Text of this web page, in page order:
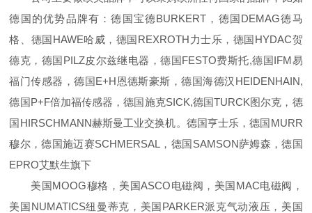
德国的优势品牌有：德国宝德BURKERT，德国DEMAG德马
格、德国HAWE哈威，德国REXROTH力士乐，德国HYDAC贺
德克，德国PILZ皮尔兹继电器，德国FESTO费斯托,德国IFM易
福门传感器，德国E+H恩德斯豪斯，德国海德汉HEIDENHAIN,
德国P+F倍加福传感器，德国施克SICK,德国TURCK图尔克，德
国HIRSCHMANN赫斯曼工业交换机。德国亨士乐，德国MURR
穆尔，德国施迈赛SCHMERSAL，德国SAMSON萨姆森，德国
EPRO艾默生旗下
美国MOOG穆格，美国ASCO电磁阀，美国MAC电磁阀，
美国NUMATICS纽曼蒂克，美国PARKER派克气动液压，美国